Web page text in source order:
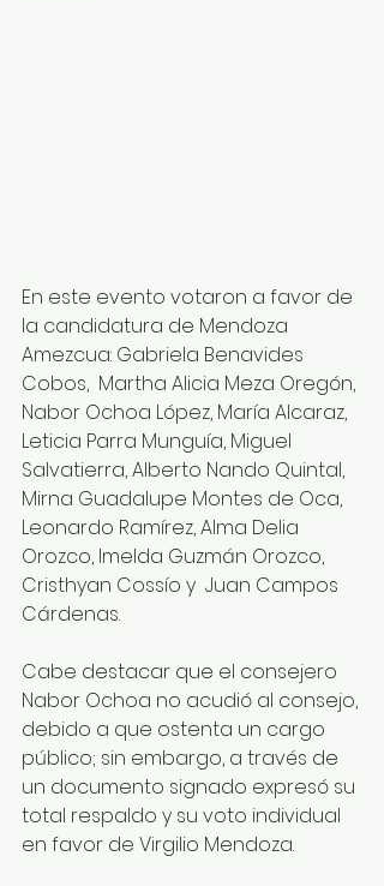
En este evento votaron a favor de
la candidatura de Mendoza
Amezcua: Gabriela Benavides
Cobos,  Martha Alicia Meza Oregón,
Nabor Ochoa López, María Alcaraz,
Leticia Parra Munguía, Miguel
Salvatierra, Alberto Nando Quintal,
Mirna Guadalupe Montes de Oca,
Leonardo Ramírez, Alma Delia
Orozco, Imelda Guzmán Orozco,
Cristhyan Cossío y  Juan Campos
Cárdenas.
Cabe destacar que el consejero
Nabor Ochoa no acudió al consejo,
debido a que ostenta un cargo
público; sin embargo, a través de
un documento signado expresó su
total respaldo y su voto individual
en favor de Virgilio Mendoza.